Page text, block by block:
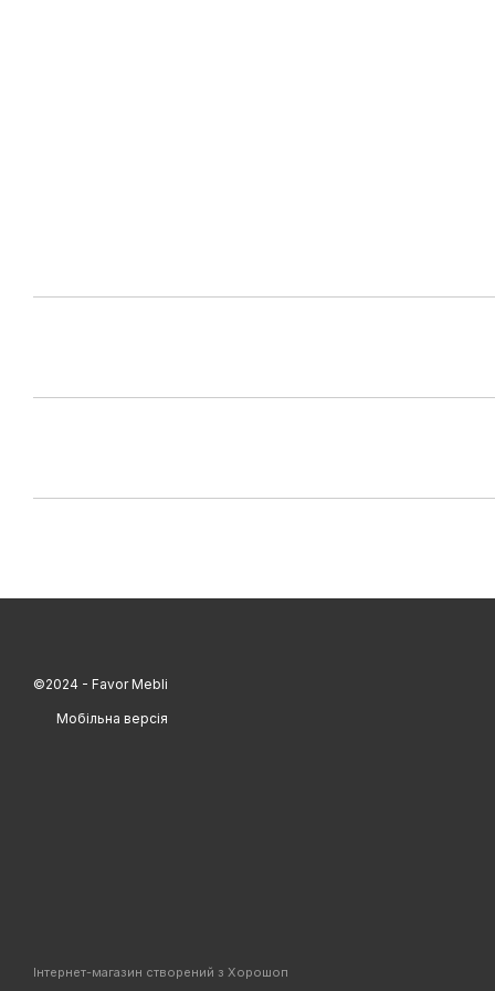
©2024 - Favor Mebli
Мобільна версія
Інтернет-магазин створений з Хорошоп